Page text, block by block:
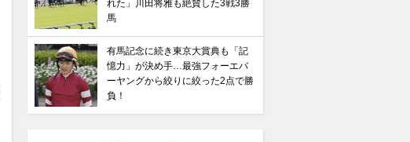
れた」川田将雅も絶賛した3戦3勝
馬
有馬記念に続き東京大賞典も「記
憶力」が決め手…最強フォーエバ
ーヤングから絞りに絞った2点で勝
負！